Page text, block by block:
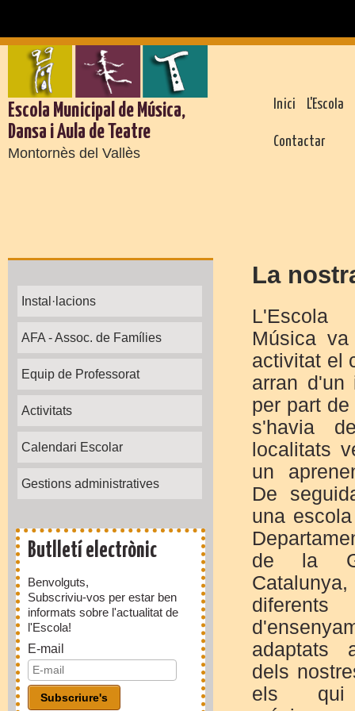
Escola Municipal de Música,
Dansa i Aula de Teatre
Montornès del Vallès
Inici L'Escola
Contactar
Instal·lacions
AFA - Assoc. de Famílies
Equip de Professorat
Activitats
Calendari Escolar
Gestions administratives
Butlletí electrònic
Benvolguts,
Subscriviu-vos per estar ben
informats sobre l'actualitat de
l'Escola!
E-mail
La
L'Escola
Música
activitat el
arran d'un
per part
s'havia
localitats
un
De
una
de la
adaptats
dels
els qui